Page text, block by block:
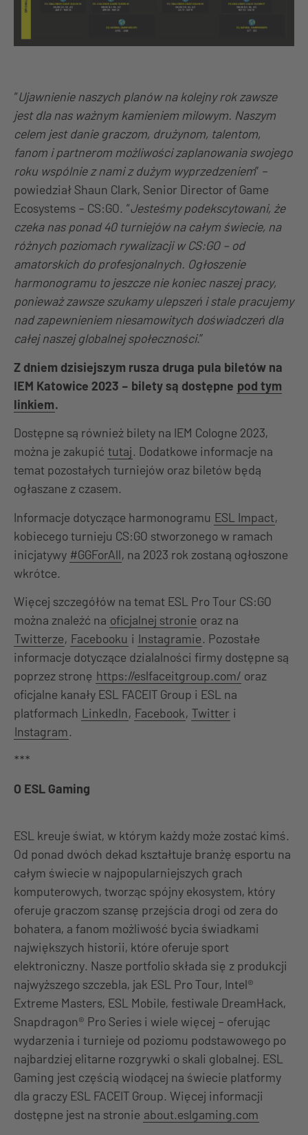
“Ujawnienie naszych planów na kolejny rok zawsze
jest dla nas ważnym kamieniem milowym. Naszym
celem jest danie graczom, drużynom, talentom,
fanom i partnerom możliwości zaplanowania swojego
roku wspólnie z nami z dużym wyprzedzeniem” –
powiedział Shaun Clark, Senior Director of Game
Ecosystems – CS:GO. “Jesteśmy podekscytowani, że
czeka nas ponad 40 turniejów na całym świecie, na
różnych poziomach rywalizacji w CS:GO – od
amatorskich do profesjonalnych. Ogłoszenie
harmonogramu to jeszcze nie koniec naszej pracy,
ponieważ zawsze szukamy ulepszeń i stale pracujemy
nad zapewnieniem niesamowitych doświadczeń dla
całej naszej globalnej społeczności.”
Z dniem dzisiejszym rusza druga pula biletów na
IEM Katowice 2023 – bilety są dostępne pod tym
linkiem.
Dostępne są również bilety na IEM Cologne 2023,
można je zakupić tutaj. Dodatkowe informacje na
temat pozostałych turniejów oraz biletów będą
ogłaszane z czasem.
Informacje dotyczące harmonogramu ESL Impact,
kobiecego turnieju CS:GO stworzonego w ramach
inicjatywy #GGForAll, na 2023 rok zostaną ogłoszone
wkrótce.
Więcej szczegółów na temat ESL Pro Tour CS:GO
można znaleźć na oficjalnej stronie oraz na
Twitterze, Facebooku i Instagramie. Pozostałe
informacje dotyczące dzialalności firmy dostępne są
poprzez stronę https://eslfaceitgroup.com/ oraz
oficjalne kanały ESL FACEIT Group i ESL na
platformach LinkedIn, Facebook, Twitter i
Instagram.
***
O ESL Gaming
ESL kreuje świat, w którym każdy może zostać kimś.
Od ponad dwóch dekad kształtuje branżę esportu na
całym świecie w najpopularniejszych grach
komputerowych, tworząc spójny ekosystem, który
oferuje graczom szansę przejścia drogi od zera do
bohatera, a fanom możliwość bycia świadkami
największych historii, które oferuje sport
elektroniczny. Nasze portfolio składa się z produkcji
najwyższego szczebla, jak ESL Pro Tour, Intel®
Extreme Masters, ESL Mobile, festiwale DreamHack,
Snapdragon® Pro Series i wiele więcej – oferując
wydarzenia i turnieje od poziomu podstawowego po
najbardziej elitarne rozgrywki o skali globalnej. ESL
Gaming jest częścią wiodącej na świecie platformy
dla graczy ESL FACEIT Group. Więcej informacji
dostępne jest na stronie about.eslgaming.com